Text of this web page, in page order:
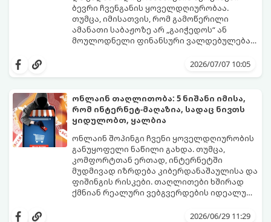
ბევრი ჩვენგანის ყოველდღიურობაა.
თუმცა, იმისათვის, რომ გამოწერილი
ამანათი საბაჟოზე არ „გაიჭედოს“ ან
მოულოდნელი ფინანსური ვალდებულება
ვიცოდეთ საქართველოში მოქმედი საბაჟო
შეცდომები კი ძვირად ჯდება. გთავაზობთ
მარტივად და კანონის სრული დაცვით
მიღებაში.
2026/07/07 10:05
ონლაინ თაღლითობა: 5 ნიშანი იმისა,
რომ ინტერნეტ-მაღაზია, სადაც ნივთს
ყიდულობთ, ყალბია
ონლაინ შოპინგი ჩვენი ყოველდღიურობის
განუყოფელი ნაწილი გახდა. თუმცა,
კომფორტთან ერთად, ინტერნეტში
მუდმივად იზრდება კიბერდანაშაულისა და
ფიშინგის რისკები. თაღლითები ხშირად
ქმნიან რეალური ვებგვერდების იდეალურ
მაღაზიებს, რომელთა ერთადერთი მიზანი
კიბერთაღლითობის მსხვერპლი, ნივთის
2026/06/29 11:29